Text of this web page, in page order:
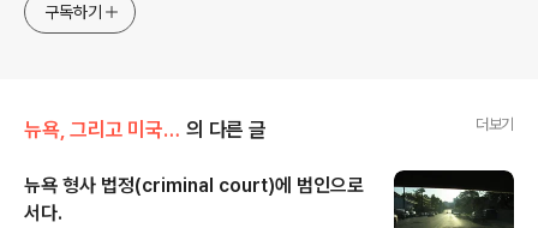
구독하기
뉴욕, 그리고 미국 생활 이야기 의 다른 글 더보기
뉴욕 형사 법정(criminal court)에 범인으로
서다.